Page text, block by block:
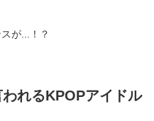
が...！？
われるKPOPアイドル